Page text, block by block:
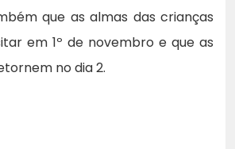
que as almas das crianças
em 1º de novembro e que as
no dia 2.